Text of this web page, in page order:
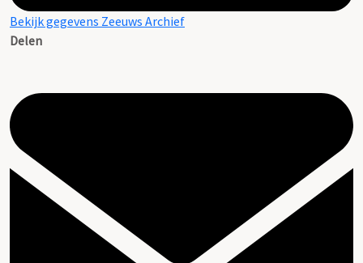
Bekijk gegevens Zeeuws Archief
Delen